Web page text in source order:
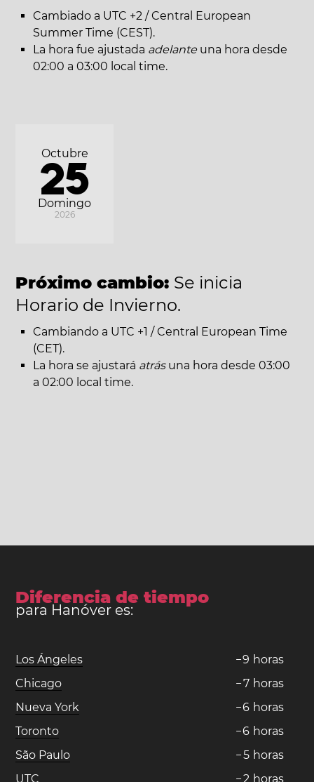
Cambiado a UTC +2 / Central European
Summer Time (CEST).
La hora fue ajustada adelante una hora desde
02:00 a 03:00 local time.
Domingo
Octubre
25
2026
Próximo cambio: Se inicia
Horario de Invierno.
Cambiando a UTC +1 / Central European Time
(CET).
La hora se ajustará atrásuna hora desde 03:00
a 02:00 local time.
Diferencia de tiempo
para Hanóver es:
Los Ángeles −9 horas
Chicago
−7 horas
Nueva York
−6 horas
Toronto
−6 horas
São Paulo
−5 horas
UTC
−2 horas